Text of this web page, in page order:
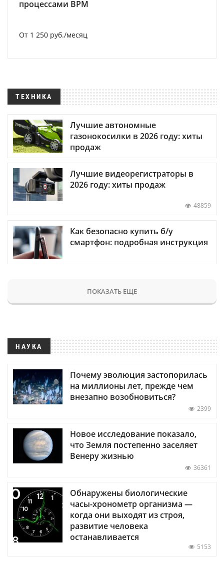
процессами BPM
От 1 250 руб./месяц
ТЕХНИКА
Лучшие автономные
газонокосилки в 2026 году: хиты
продаж
Лучшие видеорегистраторы в
2026 году: хиты продаж
48859
Как безопасно купить б/у
смартфон: подробная инструкция
ПОКАЗАТЬ ЕЩЕ
НАУКА
Почему эволюция застопорилась
на миллионы лет, прежде чем
внезапно возобновиться?
2399
Новое исследование показало,
что Земля постепенно заселяет
Венеру жизнью
36361
Обнаружены биологические
часы-хронометр организма —
когда они выходят из строя,
развитие человека
останавливается
5153